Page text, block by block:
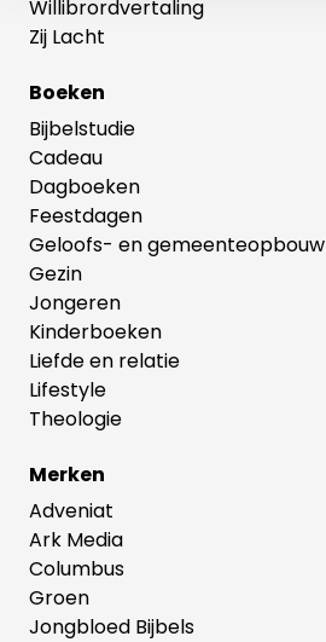
Willibrordvertaling
Zij Lacht
Boeken
Bijbelstudie
Cadeau
Dagboeken
Feestdagen
Geloofs- en gemeenteopbouw
Gezin
Jongeren
Kinderboeken
Liefde en relatie
Lifestyle
Theologie
Merken
Adveniat
Ark Media
Columbus
Groen
Jongbloed Bijbels